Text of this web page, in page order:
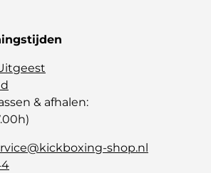
& afhalen:
shop.nl